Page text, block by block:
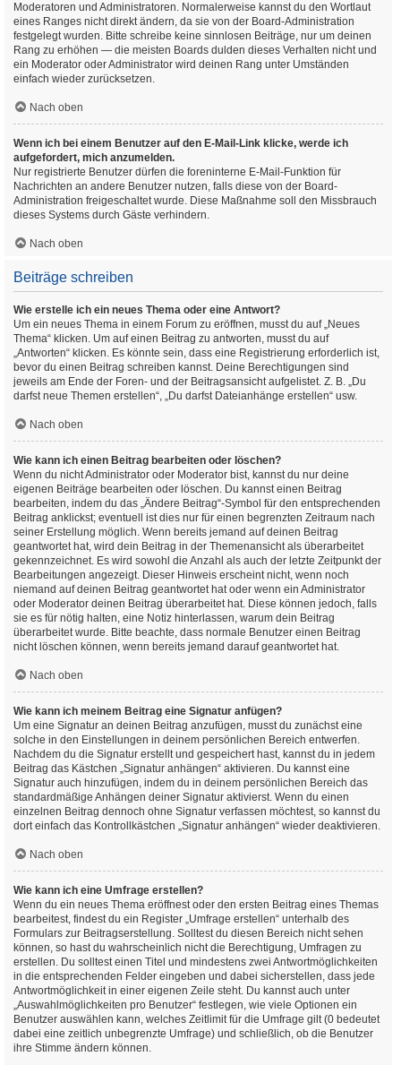
Moderatoren und Administratoren. Normalerweise kannst du den Wortlaut
eines Ranges nicht direkt ändern, da sie von der Board-Administration
festgelegt wurden. Bitte schreibe keine sinnlosen Beiträge, nur um deinen
Rang zu erhöhen — die meisten Boards dulden dieses Verhalten nicht und
ein Moderator oder Administrator wird deinen Rang unter Umständen
einfach wieder zurücksetzen.
Nach oben
Wenn ich bei einem Benutzer auf den E-Mail-Link klicke, werde ich
aufgefordert, mich anzumelden.
Nur registrierte Benutzer dürfen die foreninterne E-Mail-Funktion für
Nachrichten an andere Benutzer nutzen, falls diese von der Board-
Administration freigeschaltet wurde. Diese Maßnahme soll den Missbrauch
dieses Systems durch Gäste verhindern.
Nach oben
Beiträge schreiben
Wie erstelle ich ein neues Thema oder eine Antwort?
Um ein neues Thema in einem Forum zu eröffnen, musst du auf „Neues
Thema“ klicken. Um auf einen Beitrag zu antworten, musst du auf
„Antworten“ klicken. Es könnte sein, dass eine Registrierung erforderlich ist,
bevor du einen Beitrag schreiben kannst. Deine Berechtigungen sind
jeweils am Ende der Foren- und der Beitragsansicht aufgelistet. Z. B. „Du
darfst neue Themen erstellen“, „Du darfst Dateianhänge erstellen“ usw.
Nach oben
Wie kann ich einen Beitrag bearbeiten oder löschen?
Wenn du nicht Administrator oder Moderator bist, kannst du nur deine
eigenen Beiträge bearbeiten oder löschen. Du kannst einen Beitrag
bearbeiten, indem du das „Ändere Beitrag“-Symbol für den entsprechenden
Beitrag anklickst; eventuell ist dies nur für einen begrenzten Zeitraum nach
seiner Erstellung möglich. Wenn bereits jemand auf deinen Beitrag
geantwortet hat, wird dein Beitrag in der Themenansicht als überarbeitet
gekennzeichnet. Es wird sowohl die Anzahl als auch der letzte Zeitpunkt der
Bearbeitungen angezeigt. Dieser Hinweis erscheint nicht, wenn noch
niemand auf deinen Beitrag geantwortet hat oder wenn ein Administrator
oder Moderator deinen Beitrag überarbeitet hat. Diese können jedoch, falls
sie es für nötig halten, eine Notiz hinterlassen, warum dein Beitrag
überarbeitet wurde. Bitte beachte, dass normale Benutzer einen Beitrag
nicht löschen können, wenn bereits jemand darauf geantwortet hat.
Nach oben
Wie kann ich meinem Beitrag eine Signatur anfügen?
Um eine Signatur an deinen Beitrag anzufügen, musst du zunächst eine
solche in den Einstellungen in deinem persönlichen Bereich entwerfen.
Nachdem du die Signatur erstellt und gespeichert hast, kannst du in jedem
Beitrag das Kästchen „Signatur anhängen“ aktivieren. Du kannst eine
Signatur auch hinzufügen, indem du in deinem persönlichen Bereich das
standardmäßige Anhängen deiner Signatur aktivierst. Wenn du einen
einzelnen Beitrag dennoch ohne Signatur verfassen möchtest, so kannst du
dort einfach das Kontrollkästchen „Signatur anhängen“ wieder deaktivieren.
Nach oben
Wie kann ich eine Umfrage erstellen?
Wenn du ein neues Thema eröffnest oder den ersten Beitrag eines Themas
bearbeitest, findest du ein Register „Umfrage erstellen“ unterhalb des
Formulars zur Beitragserstellung. Solltest du diesen Bereich nicht sehen
können, so hast du wahrscheinlich nicht die Berechtigung, Umfragen zu
erstellen. Du solltest einen Titel und mindestens zwei Antwortmöglichkeiten
in die entsprechenden Felder eingeben und dabei sicherstellen, dass jede
Antwortmöglichkeit in einer eigenen Zeile steht. Du kannst auch unter
„Auswahlmöglichkeiten pro Benutzer“ festlegen, wie viele Optionen ein
Benutzer auswählen kann, welches Zeitlimit für die Umfrage gilt (0 bedeutet
dabei eine zeitlich unbegrenzte Umfrage) und schließlich, ob die Benutzer
ihre Stimme ändern können.